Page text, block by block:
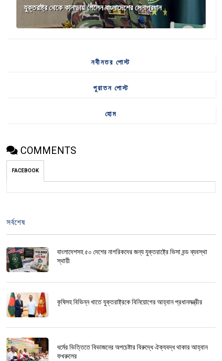
যুক্তরাষ্ট্র থেকে কানাডায় গেলেন বাংলাদেশের সেনাপ্রধান
নবীনতর পোস্ট
পুরাতন পোস্ট
হোম
COMMENTS
FACEBOOK
সর্বশেষ
বাংলাদেশসহ ৫০ দেশের নাগরিকদের জন্য যুক্তরাষ্ট্রে ভিসা বন্ড ব্যবস্থা
স্থায়ী
কৃষিসহ বিভিন্ন খাতে যুক্তরাষ্ট্রকে বিনিয়োগের আহ্বান প্রধানমন্ত্রীর
ধর্মের ভিত্তিতে বিভাজনের অপচেষ্টার বিরুদ্ধে ঐক্যবদ্ধ থাকার আহ্বান
ফখরুলের